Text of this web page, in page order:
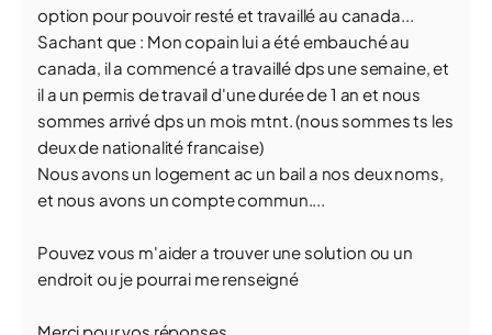
option pour pouvoir resté et travaillé au canada...
Sachant que : Mon copain lui a été embauché au
canada, il a commencé a travaillé dps une semaine, et
il a un permis de travail d'une durée de 1 an et nous
sommes arrivé dps un mois mtnt. (nous sommes ts les
deux de nationalité francaise)
Nous avons un logement ac un bail a nos deux noms,
et nous avons un compte commun....
Pouvez vous m'aider a trouver une solution ou un
endroit ou je pourrai me renseigné